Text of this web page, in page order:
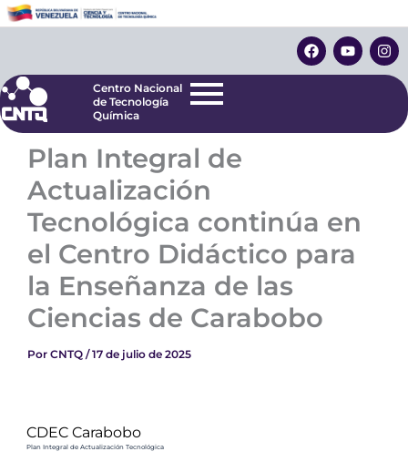
al
F
a
c
o
Y
o
u
e
I
n
s
r
Centro Nacional
de Tecnología
Centro Nacional
de Tecnología
Química
Plan Integral de
Actualización
Tecnológica continúa en
el Centro Didáctico para
la Enseñanza de las
Ciencias de Carabobo
Por CNTQ /17 de julio de 2025
CDEC Carabobo
Plan Integral de Actualización Tecnológica